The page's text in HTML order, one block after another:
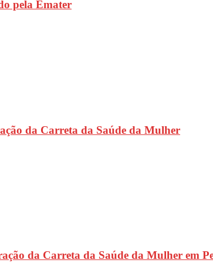
pela Emater
da Carreta da Saúde da Mulher
da Carreta da Saúde da Mulher em